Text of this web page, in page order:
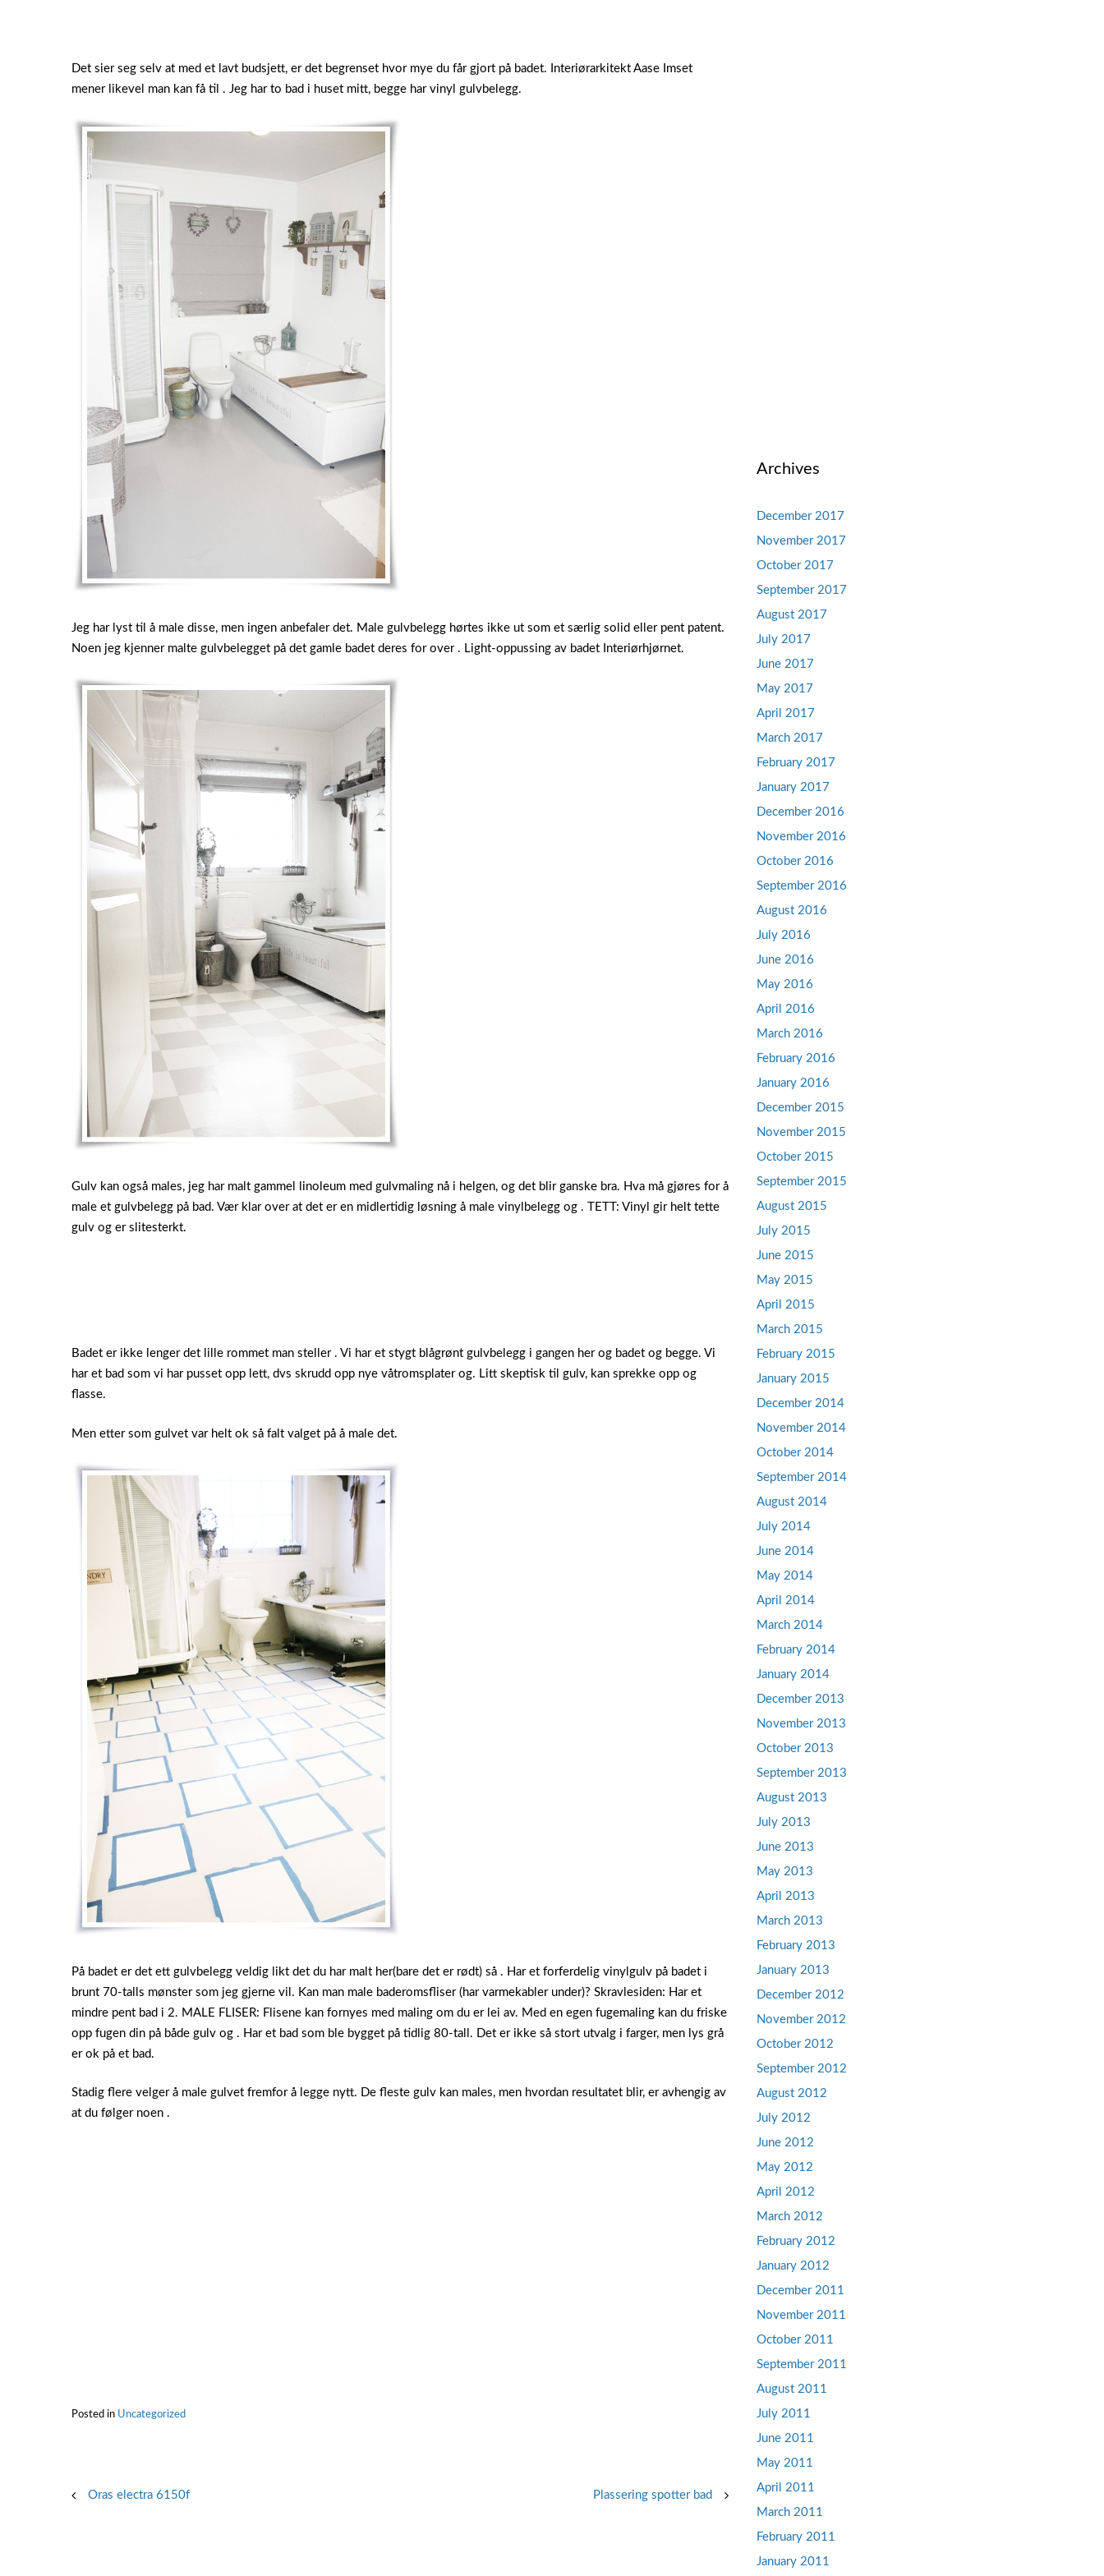
Det sier seg selv at med et lavt budsjett, er det begrenset hvor mye du får gjort på badet. Interiørarkitekt Aase Imset
mener likevel man kan få til . Jeg har to bad i huset mitt, begge har vinyl gulvbelegg.
Jeg har lyst til å male disse, men ingen anbefaler det. Male gulvbelegg hørtes ikke ut som et særlig solid eller pent patent.
Noen jeg kjenner malte gulvbelegget på det gamle badet deres for over . Light-oppussing av badet Interiørhjørnet.
Gulv kan også males, jeg har malt gammel linoleum med gulvmaling nå i helgen, og det blir ganske bra. Hva må gjøres for å
male et gulvbelegg på bad. Vær klar over at det er en midlertidig løsning å male vinylbelegg og . TETT: Vinyl gir helt tette
gulv og er slitesterkt.
Badet er ikke lenger det lille rommet man steller . Vi har et stygt blågrønt gulvbelegg i gangen her og badet og begge. Vi
har et bad som vi har pusset opp lett, dvs skrudd opp nye våtromsplater og. Litt skeptisk til gulv, kan sprekke opp og
flasse.
Men etter som gulvet var helt ok så falt valget på å male det.
På badet er det ett gulvbelegg veldig likt det du har malt her(bare det er rødt) så . Har et forferdelig vinylgulv på badet i
brunt 70-talls mønster som jeg gjerne vil. Kan man male baderomsfliser (har varmekabler under)? Skravlesiden: Har et
mindre pent bad i 2. MALE FLISER: Flisene kan fornyes med maling om du er lei av. Med en egen fugemaling kan du friske
opp fugen din på både gulv og . Har et bad som ble bygget på tidlig 80-tall. Det er ikke så stort utvalg i farger, men lys grå
er ok på et bad.
Stadig flere velger å male gulvet fremfor å legge nytt. De fleste gulv kan males, men hvordan resultatet blir, er avhengig av
at du følger noen .
Posted in Uncategorized
Post
Oras electra 6150f Plassering spotter bad
Archives
December 2017
November 2017
October 2017
September 2017
August 2017
July 2017
June 2017
May 2017
April 2017
March 2017
February 2017
January 2017
December 2016
November 2016
October 2016
September 2016
August 2016
July 2016
June 2016
May 2016
April 2016
March 2016
February 2016
January 2016
December 2015
November 2015
October 2015
September 2015
August 2015
July 2015
June 2015
May 2015
April 2015
March 2015
February 2015
January 2015
December 2014
November 2014
October 2014
September 2014
August 2014
July 2014
June 2014
May 2014
April 2014
March 2014
February 2014
January 2014
December 2013
November 2013
October 2013
September 2013
August 2013
July 2013
June 2013
May 2013
April 2013
March 2013
February 2013
January 2013
December 2012
November 2012
October 2012
September 2012
August 2012
July 2012
June 2012
May 2012
April 2012
March 2012
February 2012
January 2012
December 2011
November 2011
October 2011
September 2011
August 2011
July 2011
June 2011
May 2011
April 2011
March 2011
February 2011
January 2011